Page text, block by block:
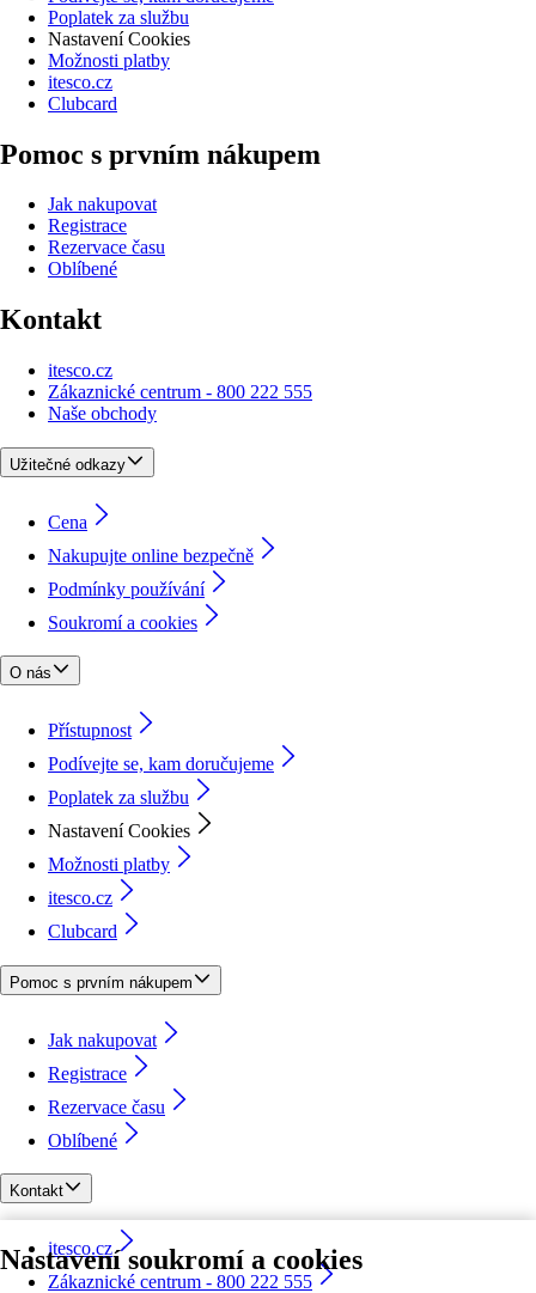
Nastavení soukromí a cookies
Poplatek za službu
Nastavení Cookies
Možnosti platby
itesco.cz
Clubcard
Pomoc s prvním nákupem
Jak nakupovat
Registrace
Rezervace času
Oblíbené
Kontakt
itesco.cz
Zákaznické centrum - 800 222 555
Naše obchody
Užitečné odkazy
Cena
Nakupujte online bezpečně
Podmínky používání
Soukromí a cookies
O nás
Přístupnost
Podívejte se, kam doručujeme
Poplatek za službu
Nastavení Cookies
Možnosti platby
itesco.cz
Clubcard
Pomoc s prvním nákupem
Jak nakupovat
Registrace
Rezervace času
Oblíbené
Kontakt
itesco.cz
Zákaznické centrum - 800 222 555